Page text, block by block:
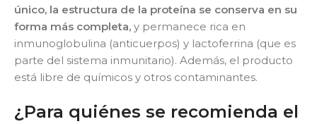
único, la estructura de la proteína se conserva en su
forma más completa, y permanece rica en
inmunoglobulina (anticuerpos) y lactoferrina (que es
parte del sistema inmunitario). Además, el producto
está libre de químicos y otros contaminantes.
¿Para quiénes se recomienda el